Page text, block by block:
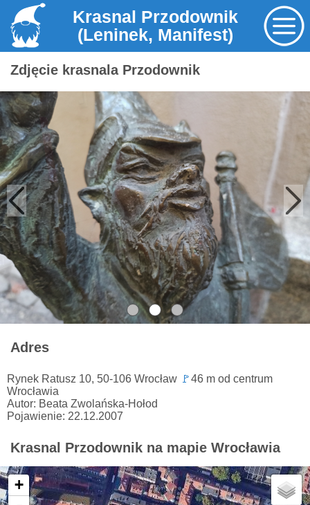
Krasnal Przodownik
(Leninek, Manifest)
Zdjęcie krasnala Przodownik
Adres
Rynek Ratusz 10, 50-106 Wrocław 🚩46 m od centrum
Wrocławia
Autor: Beata Zwolańska-Hołod
Pojawienie: 22.12.2007
Krasnal Przodownik na mapie Wrocławia
+